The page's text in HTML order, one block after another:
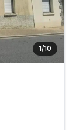
1/10